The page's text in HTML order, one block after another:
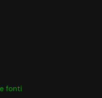
fonti